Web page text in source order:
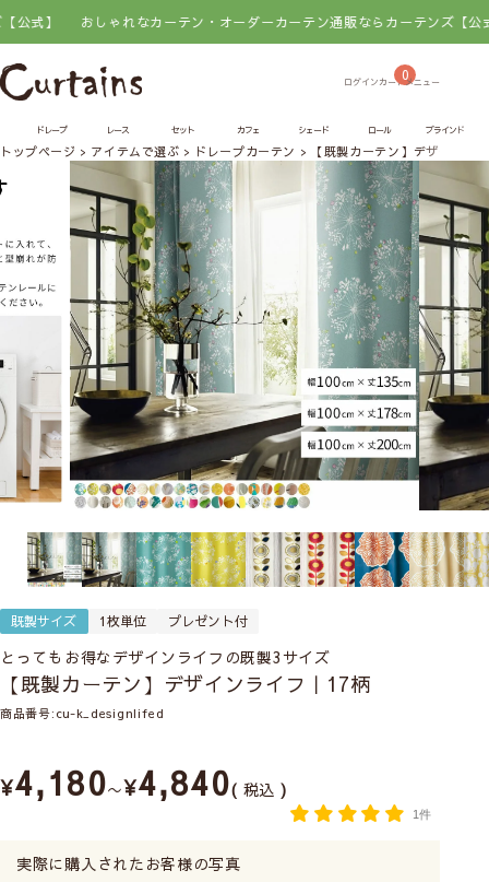
おしゃれなカーテン・オーダーカーテン通販ならカーテンズ【公式】
0
ドレープ レース セット カフェ シェード ロール ブラインド
トップページ アイテムで選ぶ ドレープカーテン 【既製カーテン】デザインラ
既製サイズ 1枚単位 プレゼント付
とってもお得なデザインライフの既製3サイズ
【既製カーテン】デザインライフ｜17柄
商品番号 cu-k_designlifed
¥4,180〜¥4,840 税込
1件
実際に購入されたお客様の写真